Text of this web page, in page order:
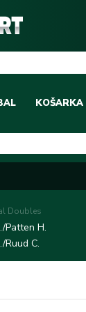
FUDBAL
LIGE
KOŠARKA
EVROLIGA
ABA LIGA
Doubles
Patten H.
Ruud C.